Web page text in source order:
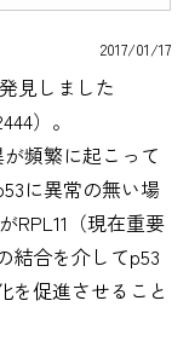
2017/01/17
見しました
）。
頻繁に起こって
に異常の無い場
RPL11（現在重要
結合を介してp53
を促進させること